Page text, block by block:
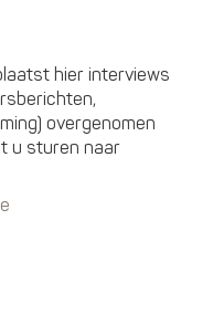
hier interviews
overgenomen
u sturen naar